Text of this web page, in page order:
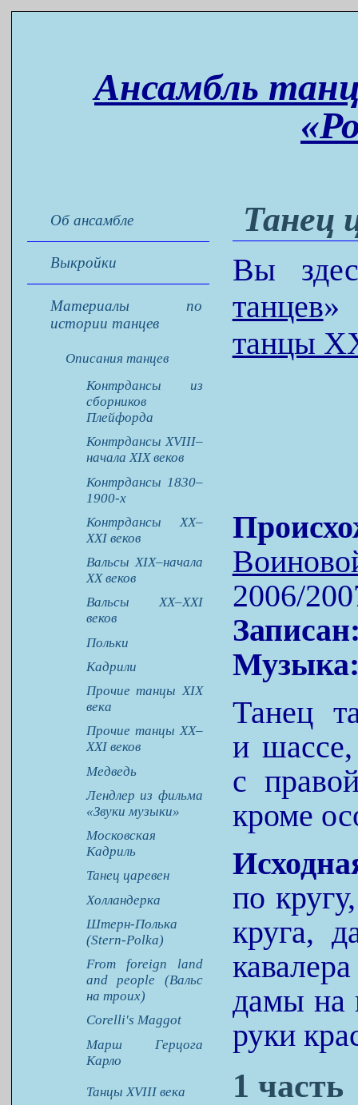
Ансамбль
Об ансамбле
Выкройки
Материалы по
истории танцев
Описания танцев
Контрдансы из
сборников
Плейфорда
Контрдансы XVIII–
начала XIX веков
Контрдансы 1830–
1900-х
Контрдансы XX–
XXI веков
Вальсы XIX–начала
XX веков
Вальсы XX–XXI
веков
Польки
Кадрили
Прочие танцы XIX
века
Прочие танцы XX–
XXI веков
Медведь
Лендлер из фильма
«Звуки музыки»
Московская
Кадриль
Танец царевен
Холландерка
Штерн-Полька
(Stern-Polka)
From foreign land
and people (Вальс
на троих)
Corelli's Maggot
Марш Герцога
Карло
Танцы XVIII века
Танец
Вы
танцев
танцы
2006/
Танец
и шассе,
с
кроме
по
круга,
дамы на
руки
1 часть